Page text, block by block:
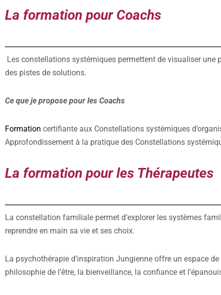
La formation pour Coachs
Les constellations systémiques permettent de visualiser une
des pistes de solutions.
Ce que je propose pour les Coachs
Formation certifiante aux Constellations systémiques
Approfondissement à la pratique des Constellations
La formation pour les Thérapeutes
La constellation familiale permet d’explorer les systèmes
reprendre en main sa vie et ses choix.
La psychothérapie d’inspiration Jungienne offre un espace
philosophie de l’être, la bienveillance, la confiance et